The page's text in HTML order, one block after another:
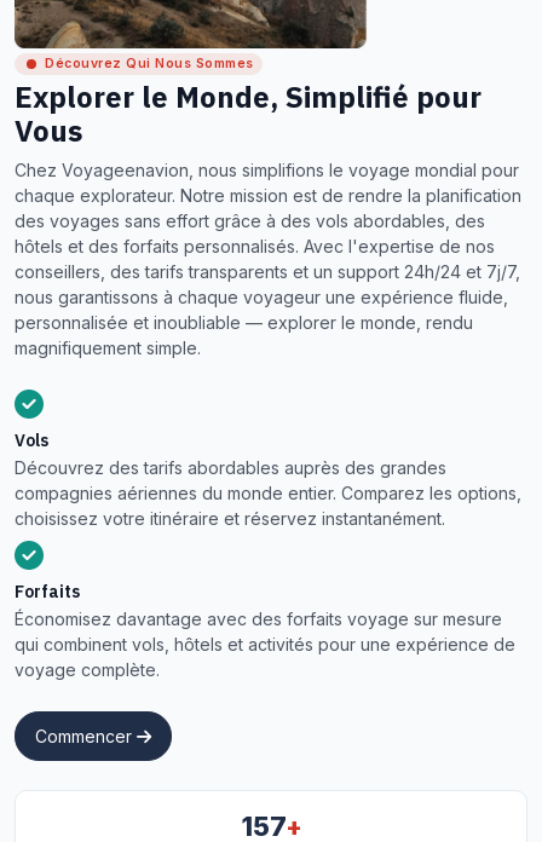
Découvrez Qui Nous Sommes
Explorer le Monde, Simplifié pour
Vous
Chez Voyageenavion, nous simplifions le voyage mondial pour
chaque explorateur. Notre mission est de rendre la planification
des voyages sans effort grâce à des vols abordables, des
hôtels et des forfaits personnalisés. Avec l'expertise de nos
conseillers, des tarifs transparents et un support 24h/24 et 7j/7,
nous garantissons à chaque voyageur une expérience fluide,
personnalisée et inoubliable — explorer le monde, rendu
magnifiquement simple.
Vols
Découvrez des tarifs abordables auprès des grandes
compagnies aériennes du monde entier. Comparez les options,
choisissez votre itinéraire et réservez instantanément.
Forfaits
Économisez davantage avec des forfaits voyage sur mesure
qui combinent vols, hôtels et activités pour une expérience de
voyage complète.
Commencer
157+